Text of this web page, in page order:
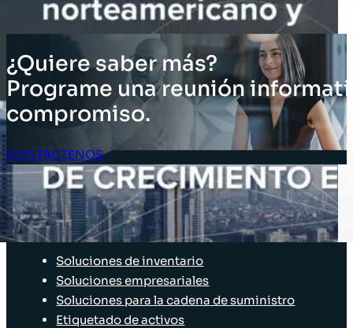
¿Quiere saber más?
Programe una reunión
compromiso.
CONTÁCTENOS
Acceso Clientes
SOLUCIONES
Soluciones de inventario
Soluciones empresariales
Soluciones para la cadena de suministro
Etiquetado de activos